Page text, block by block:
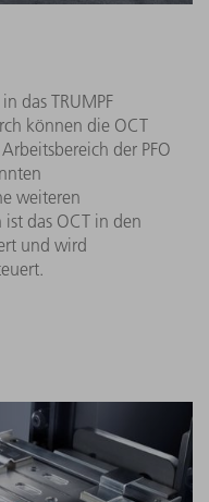
das TRUMPF
können die OCT
der PFO
weiteren
das OCT in den
und wird